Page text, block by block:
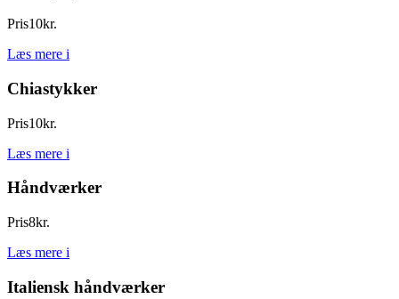
Pris10kr.
Læs mere i
Chiastykker
Pris10kr.
Læs mere i
Håndværker
Pris8kr.
Læs mere i
Italiensk håndværker